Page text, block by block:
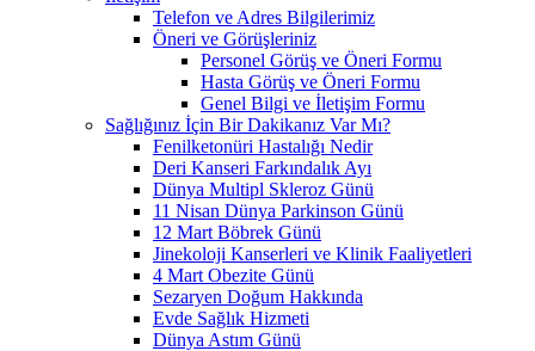
Telefon ve Adres Bilgilerimiz
Öneri ve Görüşleriniz
Personel Görüş ve Öneri Formu
Hasta Görüş ve Öneri Formu
Genel Bilgi ve İletişim Formu
Sağlığınız İçin Bir Dakikanız Var Mı?
Fenilketonüri Hastalığı Nedir
Deri Kanseri Farkındalık Ayı
Dünya Multipl Skleroz Günü
11 Nisan Dünya Parkinson Günü
12 Mart Böbrek Günü
Jinekoloji Kanserleri ve Klinik Faaliyetleri
4 Mart Obezite Günü
Sezaryen Doğum Hakkında
Evde Sağlık Hizmeti
Dünya Astım Günü